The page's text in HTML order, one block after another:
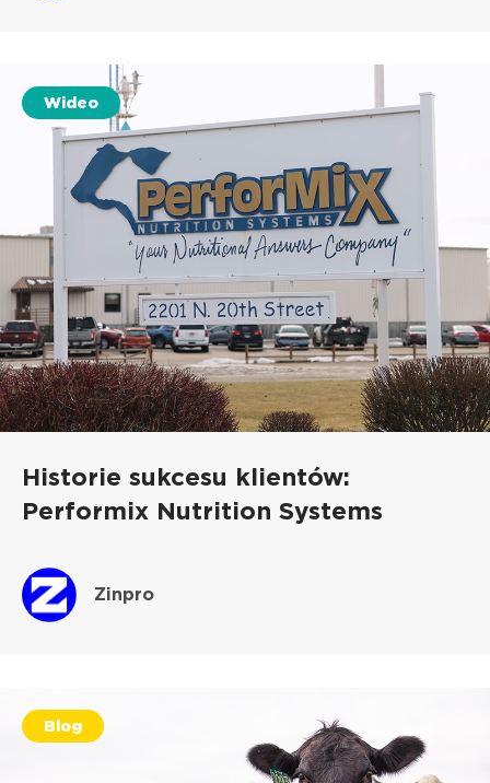
Wideo
Historie sukcesu klientów:
Performix Nutrition Systems
Zinpro
Blog